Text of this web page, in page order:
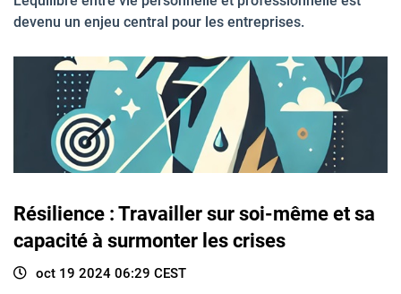
devenu un enjeu central pour les entreprises.
Résilience : Travailler sur soi-même et sa
capacité à surmonter les crises
oct 19 2024 06:29 CEST